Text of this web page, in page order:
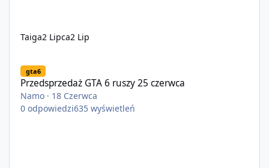
Taiga2 Lipca2 Lip
gta6
Przedsprzedaż GTA 6 ruszy 25 czerwca
Namo · 18 Czerwca
0 odpowiedzi635 wyświetleń